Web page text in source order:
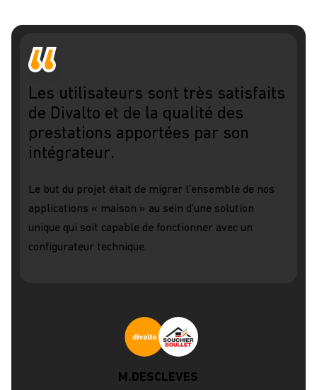
Les utilisateurs sont très satisfaits
de Divalto et de la qualité des
prestations apportées par son
intégrateur.
Le but du projet était de migrer l’ensemble de nos
applications « maison » au sein d’une solution
unique qui soit capable de fonctionner avec un
configurateur technique.
M.DESCLEVES